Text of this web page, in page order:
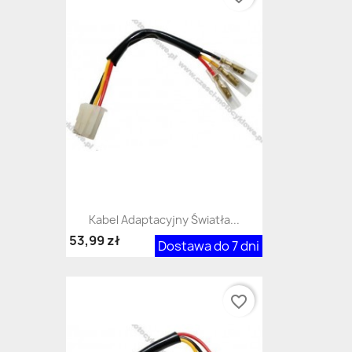
Kabel Adaptacyjny Światła...
Dostawa do 7 dni
53,99 zł
favorite_border